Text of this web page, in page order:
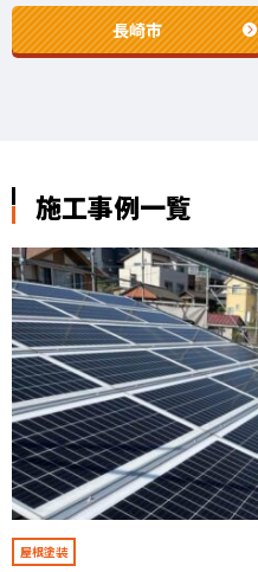
長崎市
施工事例一覧
屋根塗装